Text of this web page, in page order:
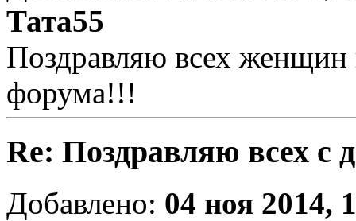
Тата55
Поздравляю всех женщин
форума!!!
Re: Поздравляю всех с
Добавлено: 04 ноя 2014,